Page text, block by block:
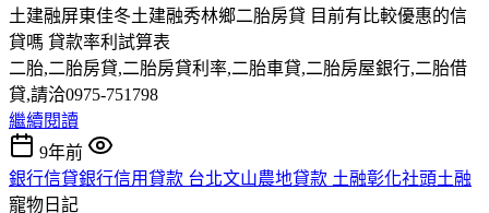
土建融屏東佳冬土建融秀林鄉二胎房貸 目前有比較優惠的信
貸嗎 貸款率利試算表
二胎,二胎房貸,二胎房貸利率,二胎車貸,二胎房屋銀行,二胎借
貸,請洽0975-751798
繼續閱讀
9年前
銀行信貸銀行信用貸款 台北文山農地貸款 土融彰化社頭土融
寵物日記